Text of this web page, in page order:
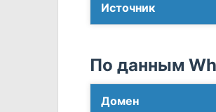
Источник
По данным
Домен